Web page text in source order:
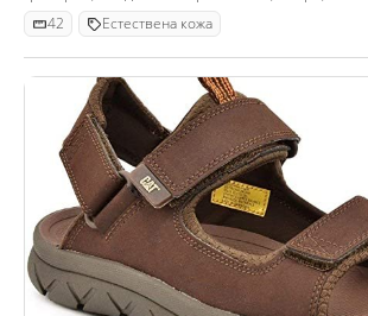
42 Естествена кожа